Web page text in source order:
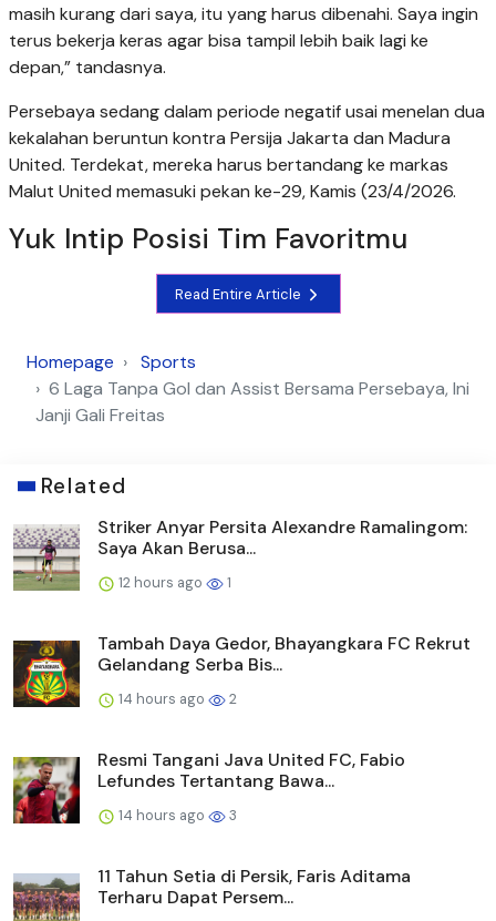
masih kurang dari saya, itu yang harus dibenahi. Saya ingin
terus bekerja keras agar bisa tampil lebih baik lagi ke
depan,” tandasnya.
Persebaya sedang dalam periode negatif usai menelan dua
kekalahan beruntun kontra Persija Jakarta dan Madura
United. Terdekat, mereka harus bertandang ke markas
Malut United memasuki pekan ke-29, Kamis (23/4/2026.
Yuk Intip Posisi Tim Favoritmu
Read Entire Article
Homepage
Sports
6 Laga Tanpa Gol dan Assist Bersama Persebaya, Ini
Janji Gali Freitas
Related
Striker Anyar Persita Alexandre Ramalingom:
Saya Akan Berusa...
12 hours ago 1
Tambah Daya Gedor, Bhayangkara FC Rekrut
Gelandang Serba Bis...
14 hours ago 2
Resmi Tangani Java United FC, Fabio
Lefundes Tertantang Bawa...
14 hours ago 3
11 Tahun Setia di Persik, Faris Aditama
Terharu Dapat Persem...